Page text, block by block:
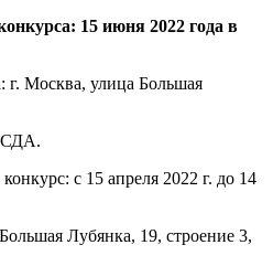
15 июня 2022 года в
г. Москва, улица Большая
СДА.
с 15 апреля 2022 г. до 14
Лубянка, 19, строение 3,